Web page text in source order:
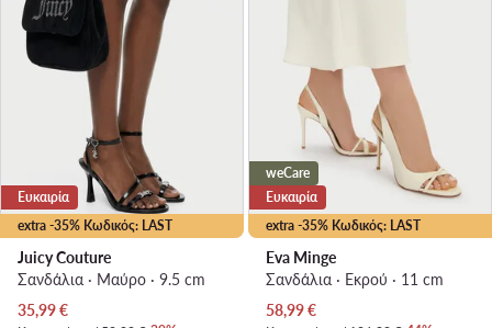
extra -35% Κωδικός: LAST
Ευκαιρία
Juicy Couture
Σανδάλια · Μαύρο · 9.5 cm
Τρέχουσα τιμή
35,99€
extra -35% Κωδικός: LAST
weCare
Ευκαιρία
Eva Minge
Σανδάλια · Εκρού · 11 cm
Τρέχουσα τιμή
58,99€